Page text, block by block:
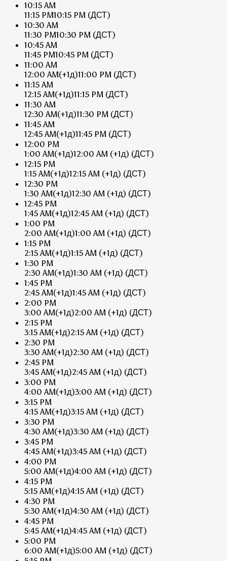
10:15 AM
11:15 PM10:15 PM (ДСТ)
10:30 AM
11:30 PM10:30 PM (ДСТ)
10:45 AM
11:45 PM10:45 PM (ДСТ)
11:00 AM
12:00 AM(+1д)11:00 PM (ДСТ)
11:15 AM
12:15 AM(+1д)11:15 PM (ДСТ)
11:30 AM
12:30 AM(+1д)11:30 PM (ДСТ)
11:45 AM
12:45 AM(+1д)11:45 PM (ДСТ)
12:00 PM
1:00 AM(+1д)12:00 AM (+1д) (ДСТ)
12:15 PM
1:15 AM(+1д)12:15 AM (+1д) (ДСТ)
12:30 PM
1:30 AM(+1д)12:30 AM (+1д) (ДСТ)
12:45 PM
1:45 AM(+1д)12:45 AM (+1д) (ДСТ)
1:00 PM
2:00 AM(+1д)1:00 AM (+1д) (ДСТ)
1:15 PM
2:15 AM(+1д)1:15 AM (+1д) (ДСТ)
1:30 PM
2:30 AM(+1д)1:30 AM (+1д) (ДСТ)
1:45 PM
2:45 AM(+1д)1:45 AM (+1д) (ДСТ)
2:00 PM
3:00 AM(+1д)2:00 AM (+1д) (ДСТ)
2:15 PM
3:15 AM(+1д)2:15 AM (+1д) (ДСТ)
2:30 PM
3:30 AM(+1д)2:30 AM (+1д) (ДСТ)
2:45 PM
3:45 AM(+1д)2:45 AM (+1д) (ДСТ)
3:00 PM
4:00 AM(+1д)3:00 AM (+1д) (ДСТ)
3:15 PM
4:15 AM(+1д)3:15 AM (+1д) (ДСТ)
3:30 PM
4:30 AM(+1д)3:30 AM (+1д) (ДСТ)
3:45 PM
4:45 AM(+1д)3:45 AM (+1д) (ДСТ)
4:00 PM
5:00 AM(+1д)4:00 AM (+1д) (ДСТ)
4:15 PM
5:15 AM(+1д)4:15 AM (+1д) (ДСТ)
4:30 PM
5:30 AM(+1д)4:30 AM (+1д) (ДСТ)
4:45 PM
5:45 AM(+1д)4:45 AM (+1д) (ДСТ)
5:00 PM
6:00 AM(+1д)5:00 AM (+1д) (ДСТ)